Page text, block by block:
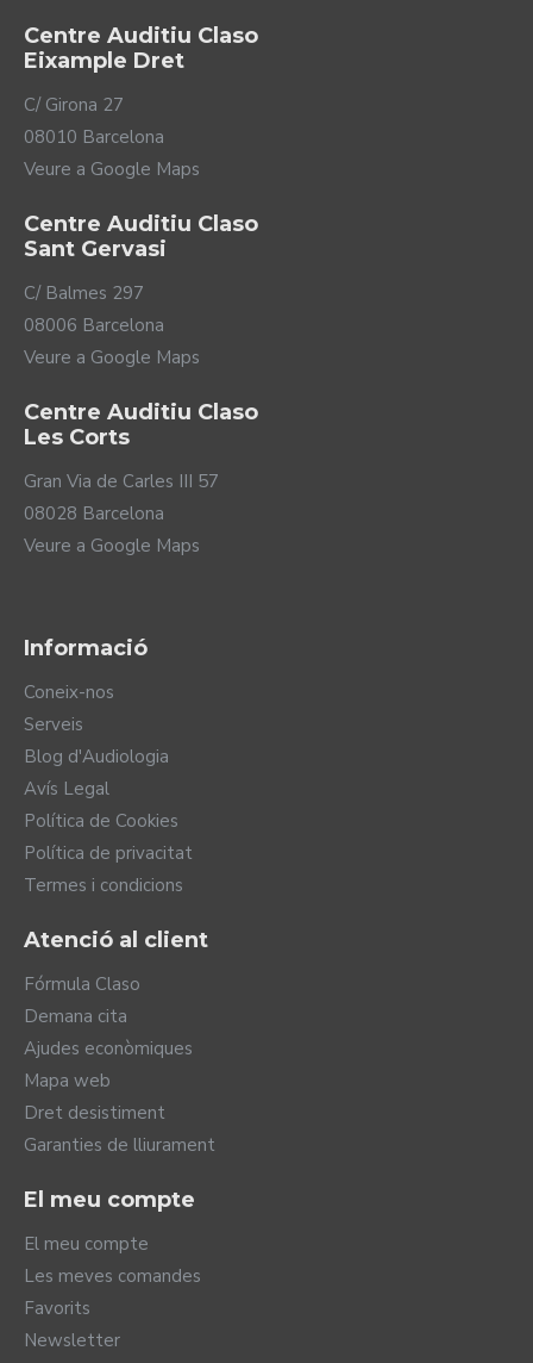
Centre Auditiu Claso
Eixample Dret
C/ Girona 27
08010 Barcelona
Veure a Google Maps
Centre Auditiu Claso
Sant Gervasi
C/ Balmes 297
08006 Barcelona
Veure a Google Maps
Centre Auditiu Claso
Les Corts
Gran Via de Carles III 57
08028 Barcelona
Veure a Google Maps
Informació
Coneix-nos
Serveis
Blog d'Audiologia
Avís Legal
Política de Cookies
Política de privacitat
Termes i condicions
Atenció al client
Fórmula Claso
Demana cita
Ajudes econòmiques
Mapa web
Dret desistiment
Garanties de lliurament
El meu compte
El meu compte
Les meves comandes
Favorits
Newsletter